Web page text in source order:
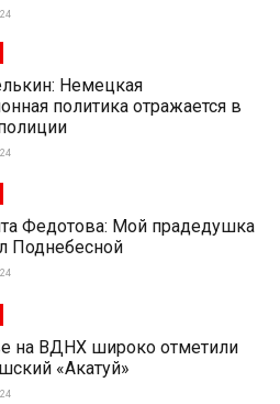
Немецкая
политика отражается в
Федотова: Мой прадедушка
Поднебесной
на ВДНХ широко отметили
«Акатуй»